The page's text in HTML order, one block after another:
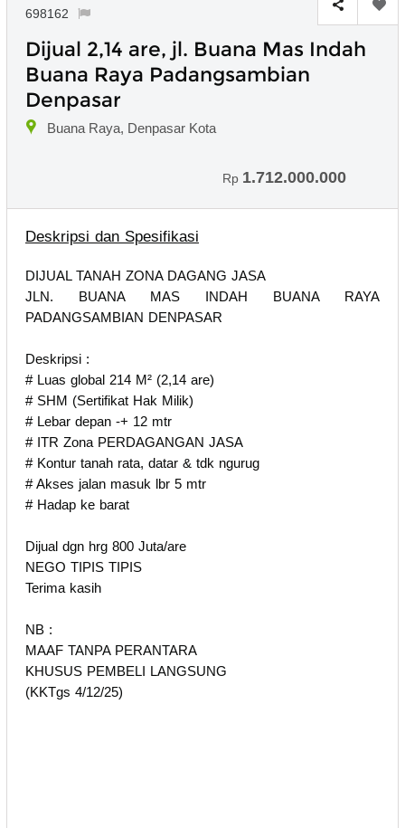
698162
Dijual 2,14 are, jl. Buana Mas Indah
Buana Raya Padangsambian
Denpasar
Buana Raya, Denpasar Kota
Rp 1.712.000.000
Deskripsi dan Spesifikasi
DIJUAL TANAH ZONA DAGANG JASA
JLN. BUANA MAS INDAH BUANA RAYA
PADANGSAMBIAN DENPASAR
Deskripsi :
# Luas global 214 M² (2,14 are)
# SHM (Sertifikat Hak Milik)
# Lebar depan -+ 12 mtr
# ITR Zona PERDAGANGAN JASA
# Kontur tanah rata, datar & tdk ngurug
# Akses jalan masuk lbr 5 mtr
# Hadap ke barat
Dijual dgn hrg 800 Juta/are
NEGO TIPIS TIPIS
Terima kasih
NB :
MAAF TANPA PERANTARA
KHUSUS PEMBELI LANGSUNG
(KKTgs 4/12/25)